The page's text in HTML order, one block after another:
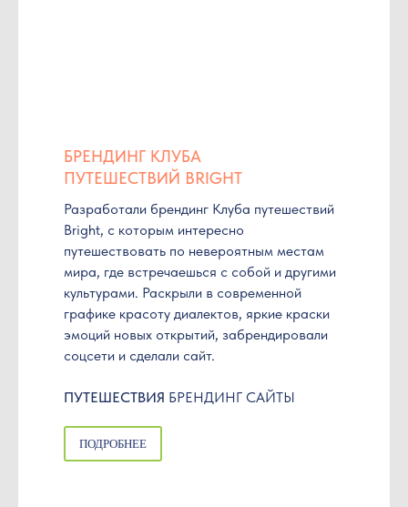
БРЕНДИНГ КЛУБА
ПУТЕШЕСТВИЙ BRIGHT
Разработали брендинг Клуба путешествий
Bright, c которым интересно
путешествовать по невероятным местам
мира, где встречаешься с собой и другими
культурами. Раскрыли в современной
графике красоту диалектов, яркие краски
эмоций новых открытий, забрендировали
соцсети и сделали сайт.
ПУТЕШЕСТВИЯ БРЕНДИНГ САЙТЫ
ПОДРОБНЕЕ